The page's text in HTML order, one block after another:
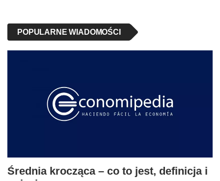
POPULARNE WIADOMOŚCI
Średnia krocząca – co to jest, definicja i